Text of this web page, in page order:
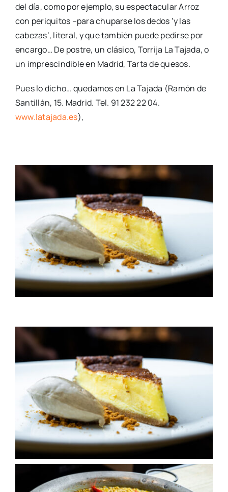
del día, como por ejemplo, su espectacular Arroz
con periquitos –para chuparse los dedos ‘y las
cabezas’, literal, y que también puede pedirse por
encargo… De postre, un clásico, Torrija La Tajada, o
un imprescindible en Madrid, Tarta de quesos.
Pues lo dicho… quedamos en La Tajada (Ramón de
Santillán, 15. Madrid. Tel. 91 232 22 04.
www.latajada.es),